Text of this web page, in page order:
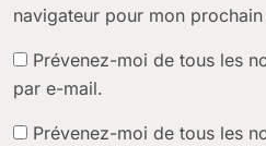
navigateur pour mon
Prévenez-moi de tous les
par e-mail.
Prévenez-moi de tous les